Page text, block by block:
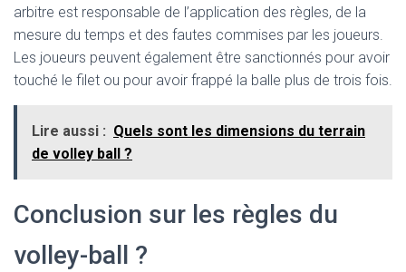
arbitre est responsable de l’application des règles, de la
mesure du temps et des fautes commises par les joueurs.
Les joueurs peuvent également être sanctionnés pour avoir
touché le filet ou pour avoir frappé la balle plus de trois fois.
Lire aussi : Quels sont les dimensions du terrain
de volley ball ?
Conclusion sur les règles du
volley-ball ?